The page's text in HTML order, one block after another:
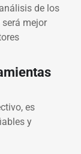
de los
mejor
es
y